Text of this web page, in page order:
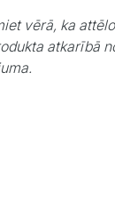
vērā, ka
atkarībā